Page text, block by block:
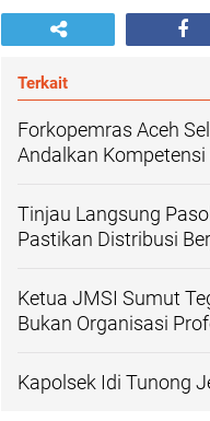
Terkait
Forkopemras Aceh
Andalkan
‎Tinjau Langsung
Pastikan Distribusi
Ketua JMSI Sumut
Bukan Organisasi
Kapolsek Idi Tunong